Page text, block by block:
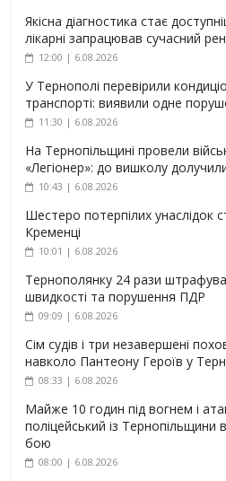
Якісна діагностика стає
лікарні запрацював сучасний
12:00 | 6.08.2026
У Тернополі перевірили
транспорті: виявили одне
11:30 | 6.08.2026
На Тернопільщині провели
«Легіонер»: до вишколу
10:43 | 6.08.2026
Шестеро потерпілих унаслідок
Кременці
10:01 | 6.08.2026
Тернополянку 24 рази
швидкості та порушення ПДР
09:09 | 6.08.2026
Сім судів і три незавершені
навколо Пантеону Героїв у
08:33 | 6.08.2026
Майже 10 годин під вогнем і
поліцейський із Тернопільщини
бою
08:00 | 6.08.2026